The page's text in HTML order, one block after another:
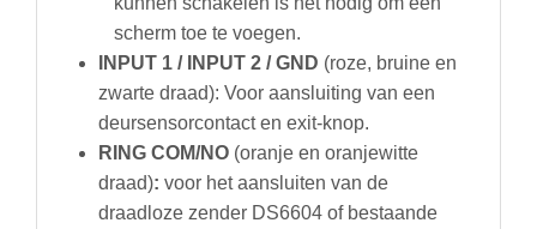
scherm toe te voegen.
INPUT 1 / INPUT 2 / GND (roze, bruine en
zwarte draad): Voor aansluiting van een
deursensorcontact en exit-knop.
RING COM/NO (oranje en oranjewitte
draad): voor het aansluiten van de
draadloze zender DS6604 of bestaande